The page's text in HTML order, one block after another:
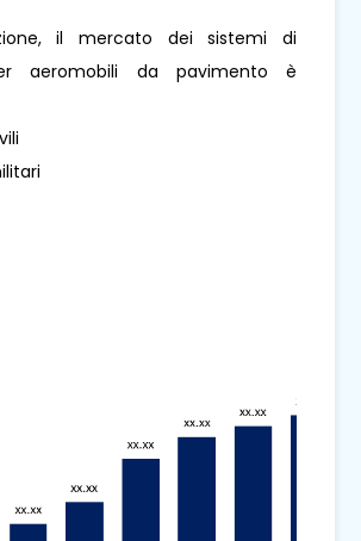
il mercato dei sistemi di
aeromobili da pavimento è